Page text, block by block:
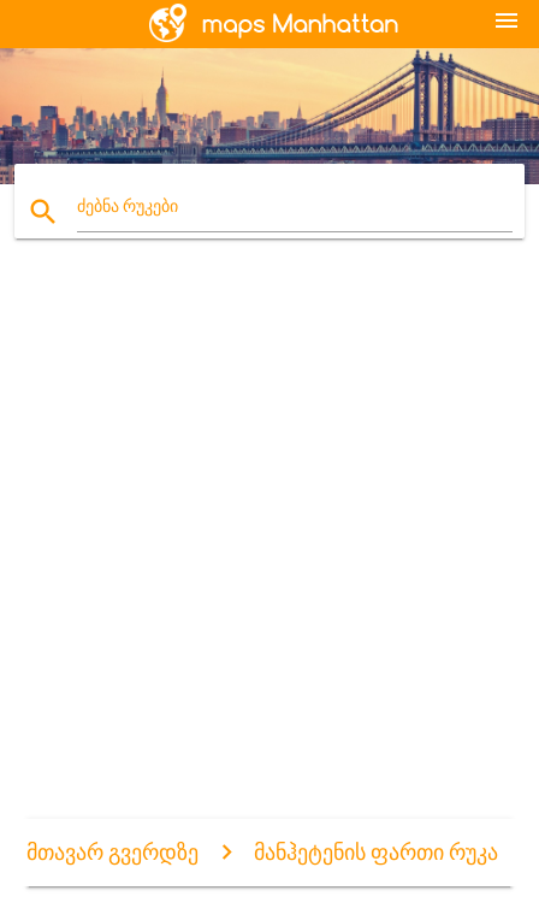
menu
search ძებნა რუკები
მთავარ გვერდზე მანჰეტენის ფართი რუკა